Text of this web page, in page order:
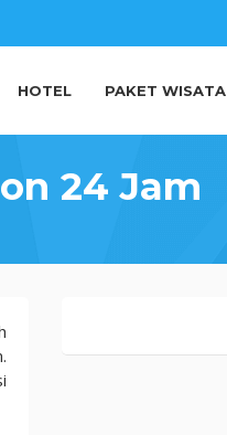
HOTEL PAKET WISATA
24 Jam